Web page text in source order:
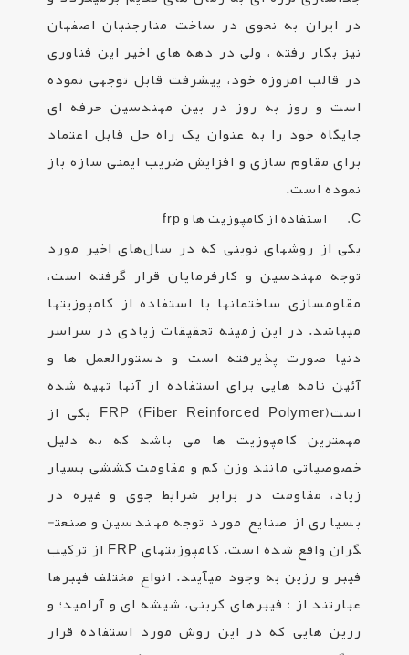
در ایران به نحوی در ساخت منارجنبان اصفهان
نیز بکار رفته ، ولی در دهه ­های اخیر این فناوری
در قالب امروزه خود، پیشرفت قابل توجهی نموده
است و روز به روز در بین مهندسین حرفه ­ای
جایگاه خود را به عنوان یک راه حل قابل اعتماد
برای مقاوم ­سازی و افزایش ضریب ایمنی سازه باز
نموده است.
C. استفاده از کامپوزیت ها و frp
یکی از روش­های نوینی که در سال‌های اخیر مورد
توجه مهندسین و کارفرمایان قرار گرفته است،
مقاوم­سازی ساختمان­ها با استفاده از کامپوزیت­ها
می­باشد. در این زمینه تحقیقات زیادی در سراسر
دنیا صورت پذیرفته است و دستورالعمل ها و
آئین­ نامه­ هایی برای استفاده از آنها تهیه شده
استFRP (Fiber Reinforced Polymer) یکی از
مهمترین کامپوزیت ها می باشد که به دلیل
خصوصیاتی مانند وزن کم و مقاومت کششی بسیار
زیاد، مقاومت در برابر شرایط جوی و غیره در
بسیاری از صنایع مورد توجه مهندسین و صنعت­
گران واقع شده است. کامپوزیت­هایFRP از ترکیب
فیبر و رزین به وجود می­آیند. انواع مختلف فیبرها
عبارتند از : فیبرهای کربنی، شیشه­ ای و آرامید؛ و
رزین­ هایی که در این روش مورد استفاده قرار